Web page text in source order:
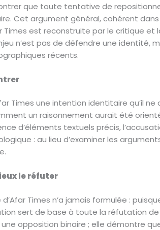
que toute tentative de
Cet argument général, cohérent
Times est reconstruite par le critique
n’est pas de défendre une identité,
récents.
Times une intention identitaire qu’il
un raisonnement aurait été
d’éléments textuels précis,
: au lieu d’examiner les
le réfuter
Times n’a jamais formulée :
sert de base à toute la réfutation
opposition binaire ; elle démontre